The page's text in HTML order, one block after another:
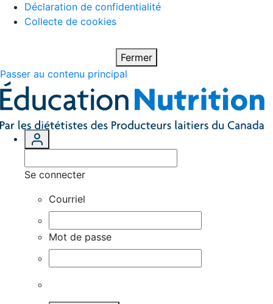
Déclaration de confidentialité
Collecte de cookies
Fermer
Passer au contenu principal
Se connecter
Courriel
Mot de passe